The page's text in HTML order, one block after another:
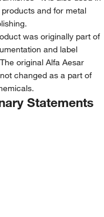
and for metal
was originally part of
and label
original Alfa Aesar
changed as a part of
Statements